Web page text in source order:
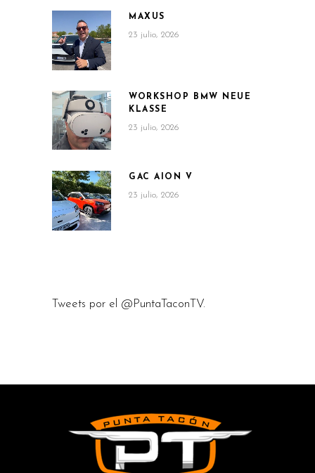
MAXUS
23 julio, 2026
WORKSHOP BMW NEUE
KLASSE
23 julio, 2026
GAC AION V
23 julio, 2026
Tweets por el @PuntaTaconTV.